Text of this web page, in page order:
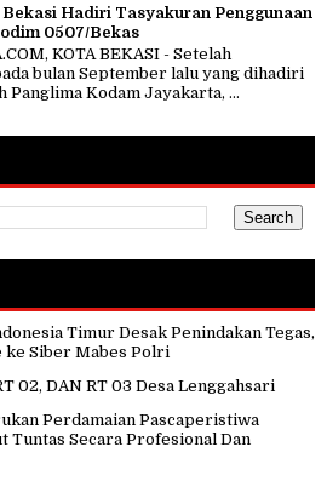
Bekasi Hadiri Tasyakuran Penggunaan
0507/Bekas
KOTA BEKASI - Setelah
bulan September lalu yang dihadiri
Panglima Kodam Jayakarta, ...
Timur Desak Penindakan Tegas,
ke Siber Mabes Polri
02, DAN RT 03 Desa Lenggahsari
Perdamaian Pascaperistiwa
Tuntas Secara Profesional Dan